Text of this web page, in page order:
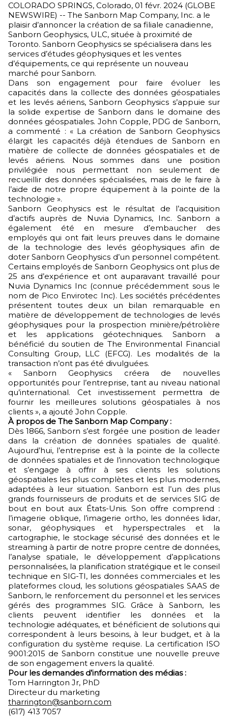
COLORADO SPRINGS, Colorado, 01 févr. 2024 (GLOBE
NEWSWIRE) -- The Sanborn Map Company, Inc. a le
plaisir d’annoncer la création de sa filiale canadienne,
Sanborn Geophysics, ULC, située à proximité de
Toronto. Sanborn Geophysics se spécialisera dans les
services d’études géophysiques et les ventes
d’équipements, ce qui représente un nouveau
marché pour Sanborn.
Dans son engagement pour faire évoluer les
capacités dans la collecte des données géospatiales
et les levés aériens, Sanborn Geophysics s’appuie sur
la solide expertise de Sanborn dans le domaine des
données géospatiales. John Copple, PDG de Sanborn,
a commenté : « La création de Sanborn Geophysics
élargit les capacités déjà étendues de Sanborn en
matière de collecte de données géospatiales et de
levés aériens. Nous sommes dans une position
privilégiée nous permettant non seulement de
recueillir des données spécialisées, mais de le faire à
l’aide de notre propre équipement à la pointe de la
technologie ».
Sanborn Geophysics est le résultat de l’acquisition
d’actifs auprès de Nuvia Dynamics, Inc. Sanborn a
également été en mesure d’embaucher des
employés qui ont fait leurs preuves dans le domaine
de la technologie des levés géophysiques afin de
doter Sanborn Geophysics d’un personnel compétent.
Certains employés de Sanborn Geophysics ont plus de
25 ans d’expérience et ont auparavant travaillé pour
Nuvia Dynamics Inc (connue précédemment sous le
nom de Pico Envirotec Inc). Les sociétés précédentes
présentent toutes deux un bilan remarquable en
matière de développement de technologies de levés
géophysiques pour la prospection minière/pétrolière
et les applications géotechniques. Sanborn a
bénéficié du soutien de The Environmental Financial
Consulting Group, LLC (EFCG). Les modalités de la
transaction n’ont pas été divulguées.
« Sanborn Geophysics créera de nouvelles
opportunités pour l’entreprise, tant au niveau national
qu’international. Cet investissement permettra de
fournir les meilleures solutions géospatiales à nos
clients », a ajouté John Copple.
À propos de The Sanborn Map Company :
Dès 1866, Sanborn s’est forgée une position de leader
dans la création de données spatiales de qualité.
Aujourd’hui, l’entreprise est à la pointe de la collecte
de données spatiales et de l’innovation technologique
et s’engage à offrir à ses clients les solutions
géospatiales les plus complètes et les plus modernes,
adaptées à leur situation. Sanborn est l’un des plus
grands fournisseurs de produits et de services SIG de
bout en bout aux États-Unis. Son offre comprend :
l’imagerie oblique, l’imagerie ortho, les données lidar,
sonar, géophysiques et hyperspectrales et la
cartographie, le stockage sécurisé des données et le
streaming à partir de notre propre centre de données,
l’analyse spatiale, le développement d’applications
personnalisées, la planification stratégique et le conseil
technique en SIG-TI, les données commerciales et les
plateformes cloud, les solutions géospatiales SAAS de
Sanborn, le renforcement du personnel et les services
gérés des programmes SIG. Grâce à Sanborn, les
clients peuvent identifier les données et la
technologie adéquates, et bénéficient de solutions qui
correspondent à leurs besoins, à leur budget, et à la
configuration du système requise. La certification ISO
9001:2015 de Sanborn constitue une nouvelle preuve
de son engagement envers la qualité.
Pour les demandes d’information des médias :
Tom Harrington Jr, PhD
Directeur du marketing
tharrington@sanborn.com
(617) 413 7057